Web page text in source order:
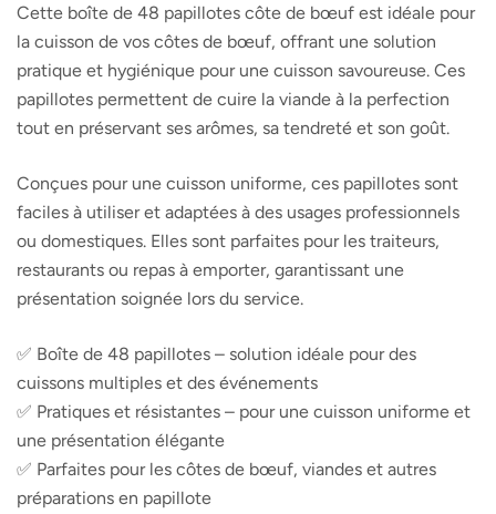
Cette boîte de 48 papillotes côte de bœuf est idéale pour
la cuisson de vos côtes de bœuf, offrant une solution
pratique et hygiénique pour une cuisson savoureuse. Ces
papillotes permettent de cuire la viande à la perfection
tout en préservant ses arômes, sa tendreté et son goût.
Conçues pour une cuisson uniforme, ces papillotes sont
faciles à utiliser et adaptées à des usages professionnels
ou domestiques. Elles sont parfaites pour les traiteurs,
restaurants ou repas à emporter, garantissant une
présentation soignée lors du service.
✅ Boîte de 48 papillotes – solution idéale pour des
cuissons multiples et des événements
✅ Pratiques et résistantes – pour une cuisson uniforme et
une présentation élégante
✅ Parfaites pour les côtes de bœuf, viandes et autres
préparations en papillote